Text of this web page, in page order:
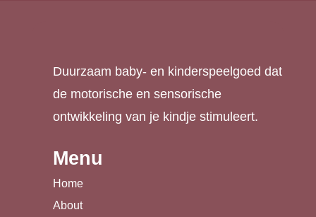
Duurzaam baby- en kinderspeelgoed dat
de motorische en sensorische
ontwikkeling van je kindje stimuleert.
Menu
Home
About